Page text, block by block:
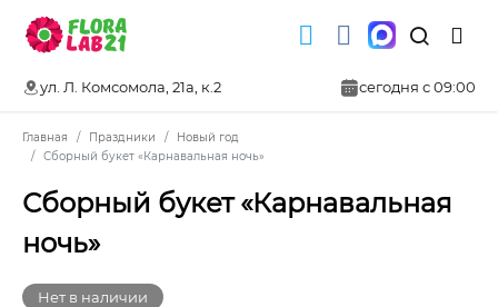
ул. Л. Комсомола, 21а, к.2 сегодня с 09:00
Главная Праздники
Новый год
Сборный букет «Карнавальная ночь»
Сборный букет «Карнавальная
ночь»
Нет в наличии